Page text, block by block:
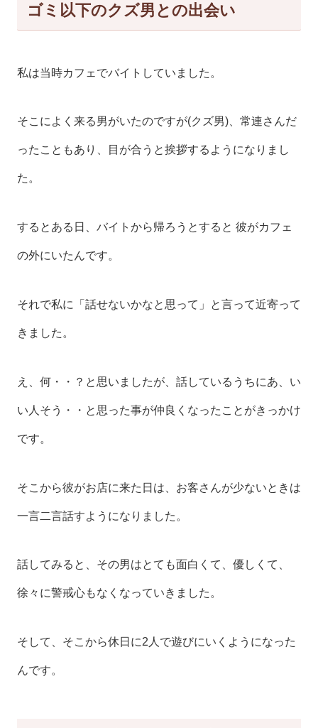
ゴミ以下のクズ男との出会い
私は当時カフェでバイトしていました。
そこによく来る男がいたのですが(クズ男)、常連さんだ
ったこともあり、目が合うと挨拶するようになりまし
た。
するとある日、バイトから帰ろうとすると 彼がカフェ
の外にいたんです。
それで私に「話せないかなと思って」と言って近寄って
きました。
え、何・・？と思いましたが、話しているうちにあ、い
い人そう・・と思った事が仲良くなったことがきっかけ
です。
そこから彼がお店に来た日は、お客さんが少ないときは
一言二言話すようになりました。
話してみると、その男はとても面白くて、優しくて、
徐々に警戒心もなくなっていきました。
そして、そこから休日に2人で遊びにいくようになった
んです。